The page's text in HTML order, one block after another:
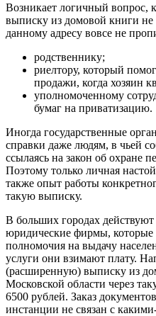
Возникает логичный вопрос,
выписку из домовой книги не
данному адресу вовсе не
родственнику;
риелтору, который
продажи, когда хозяин
уполномоченному
бумаг на приватизацию.
Иногда государственные
справки даже людям, в чьей
ссылаясь на закон об охране
Поэтому только личная
также опыт работы
такую выписку.
В больших городах
юридические фирмы, которые
полномочия на выдачу
услуги они взимают плату.
(расширенную) выписку из
Московской области через
6500 рублей. Заказ
инстанции не связан с